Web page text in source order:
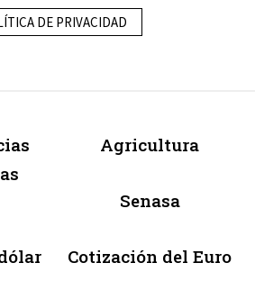
DE PRIVACIDAD
Agricultura
Senasa
Cotización del Euro